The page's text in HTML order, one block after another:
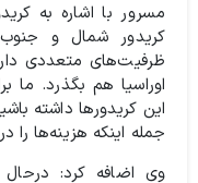
مسرور با اشاره به
کریدور شمال و
ظرفیت‌های متعددی
اوراسیا هم بگذرد. ما
این کریدورها داشته
جمله اینکه هزینه‌ها
وی اضافه کرد: